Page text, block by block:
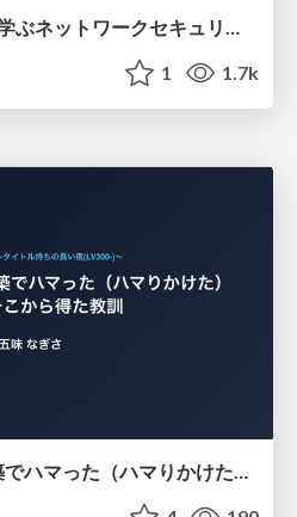
1 1.7k
AWS ネットワーク構築でハマった（ハマりかけた） 5選とそこから得た教訓